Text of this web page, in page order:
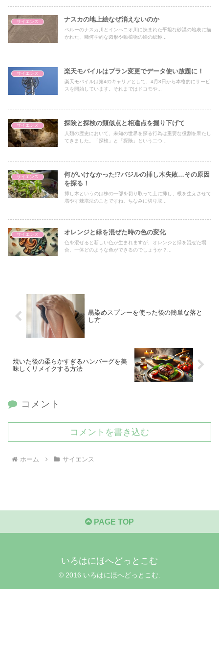
サイエンス ナスカの地上絵なぜ消えないのか
ペルーのナスカ川とインヘニオ川に挟まれた平坦な砂漠の地表に描
かれた、幾何学的な図形や動植物の絵の総称...
サイエンス 楽天モバイルはプラン変更でデータ使い放題に！
楽天モバイルは第4のキャリアとして、4月8日から本格的にサービ
スを開始しています。それまではドコモや...
サイエンス 探険と探検の類似点と相違点を掘り下げて
人類の歴史において、未知の世界を探る行為は重要な役割を果たし
てきました。「探検」と「探険」という二つ...
サイエンス
何がいけなかった!?バジルの挿し木失敗…その原因
を探る！
挿し木というのは株の一部を切り取って土に挿し、根を生えさせて
増やす栽培法のことですね。ちなみに切り取...
サイエンス オレンジと緑を混ぜた時の色の変化
色を混ぜると新しい色が生まれますが、オレンジと緑を混ぜた場
合、一体どのような色ができるのでしょうか？...
黒染めスプレーを使った後の簡単な落と
し方
焼いた後の柔らかすぎるハンバーグを美
味しくリメイクする方法
コメント
コメントを書き込む
ホーム サイエンス
PAGE TOP
いろはにほへどっとこむ
© 2016 いろはにほへどっとこむ.